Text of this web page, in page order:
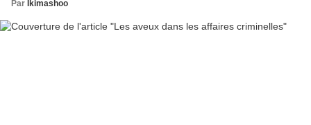
Par Ikimashoo